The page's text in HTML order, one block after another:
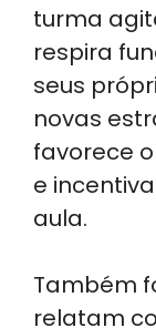
turma
respira
seus
novas
favorece
e
aula.
Também
relatam